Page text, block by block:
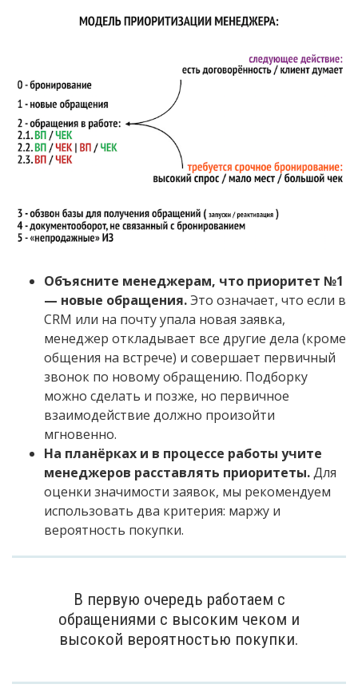
Объясните менеджерам, что приоритет №1
— новые обращения.Это означает, что если в
CRM или на почту упала новая заявка,
менеджер откладывает все другие дела (кроме
общения на встрече) и совершает первичный
звонок по новому обращению. Подборку
можно сделать и позже, но первичное
взаимодействие должно произойти
мгновенно.
На планёрках и в процессе работы учите
менеджеров расставлять приоритеты.Для
оценки значимости заявок, мы рекомендуем
использовать два критерия: маржу и
вероятность покупки.
В первую очередь работаем с
обращениями с высоким чеком и
высокой вероятностью покупки.